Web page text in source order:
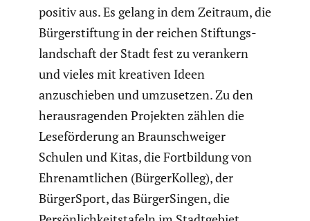
positiv aus. Es gelang in dem Zeitraum, die
Bürger­stif­tung in der reichen Stiftungs­
land­schaft der Stadt fest zu verankern
und vieles mit kreativen Ideen
anzuschieben und umzusetzen. Zu den
heraus­ra­genden Projekten zählen die
Leseför­de­rung an Braun­schweiger
Schulen und Kitas, die Fortbil­dung von
Ehren­amt­li­chen (Bürger­Kolleg), der
Bürger­Sport, das Bürger­Singen, die